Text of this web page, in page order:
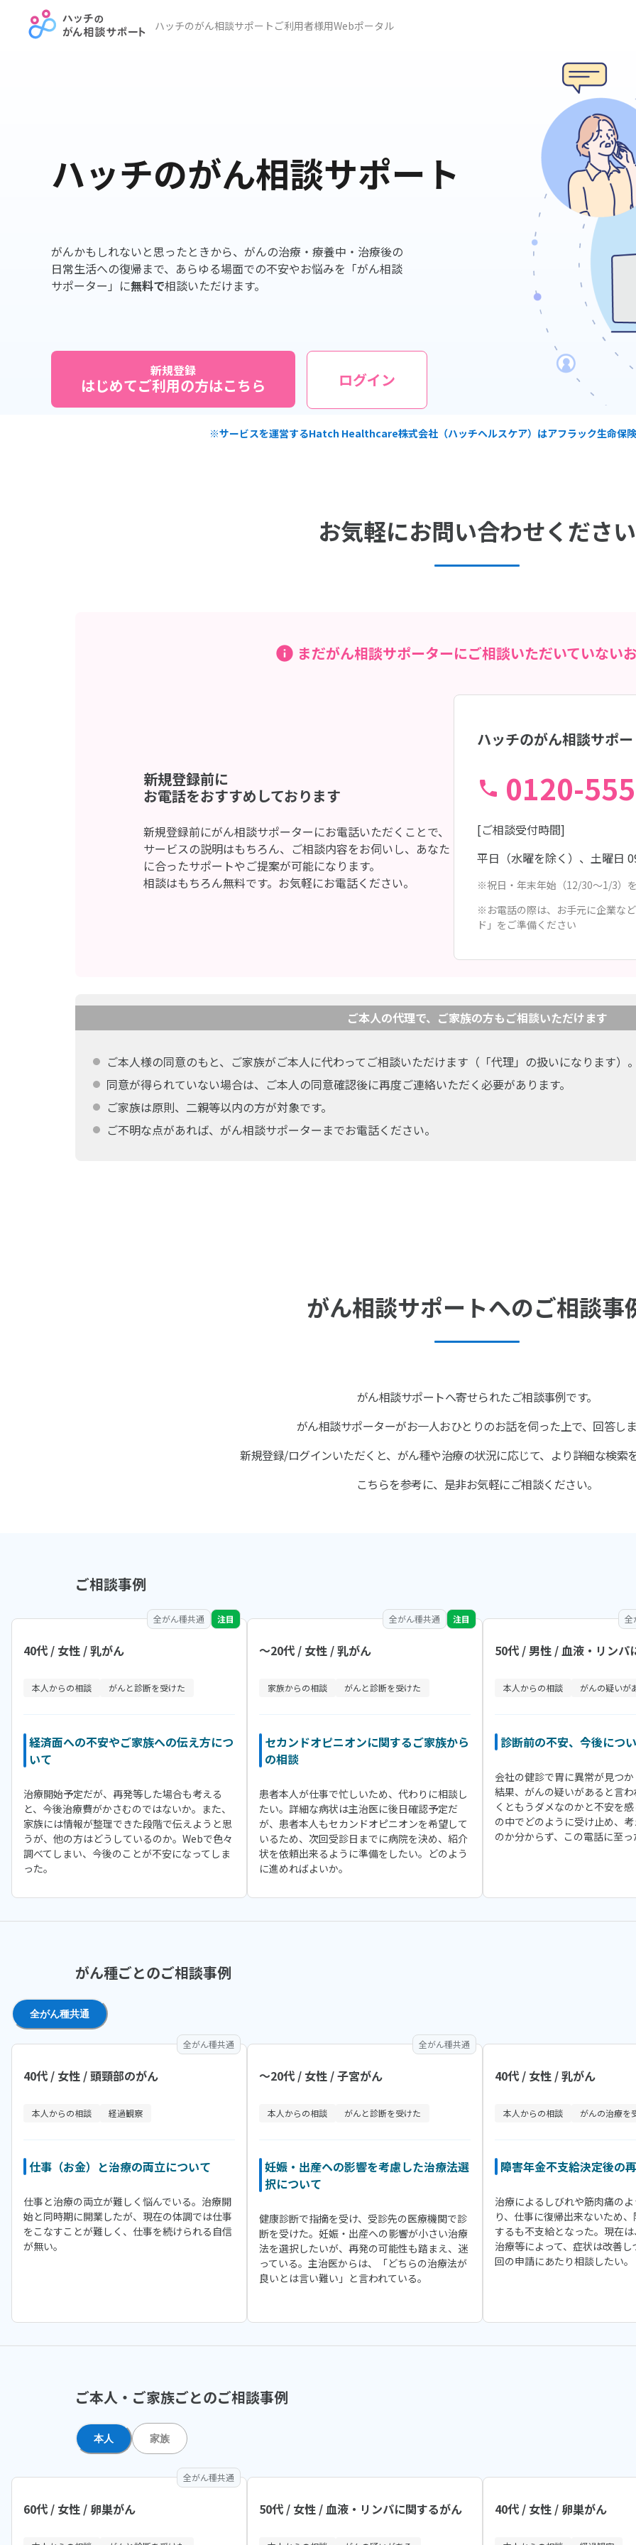
ハッチのがん相談サポート ご利用者様用Webポータル
ハッチのがん相談サポート
がんかもしれないと思ったときから、がんの治療・療養中・治療後の
日常生活への復帰まで、あらゆる場面での不安やお悩みを「がん相談
サポーター」に無料で相談いただけます。
新規登録
はじめてご利用の方はこちら ログイン
※サービスを運営するHatch Healthcare株式会社（ハッチヘルスケア）はアフラック生命保
お気軽にお問い合わせください
まだがん相談サポーターにご相談いただいていない
新規登録前に
お電話をおすすめしております
新規登録前にがん相談サポーターにお電話いただくことで、
サービスの説明はもちろん、ご相談内容をお伺いし、あなた
に合ったサポートやご提案が可能になります。
相談はもちろん無料です。お気軽にお電話ください。
ハッチのがん相談サポ
0120-
[ご相談受付時間]
平日（水曜を除く）、土曜日
※祝日・年末年始（12/30〜1/3）
※お電話の際は、お手元に企業な
ド」をご準備ください
ご本人の代理で、 ご家族の方もご相談いただけます
ご本人様の同意のもと、ご家族がご本人に代わってご相談いただけます（「代理」の扱いになります）
同意が得られていない場合は、ご本人の同意確認後に再度ご連絡いただく必要があります。
ご家族は原則、二親等以内の方が対象です。
ご不明な点があれば、がん相談サポーターまでお電話ください。
がん相談サポートへのご相談事
がん相談サポートへ寄せられたご相談事例です。
がん相談サポーターがお一人おひとりのお話を伺った上で、回答し
新規登録/ログインいただくと、がん種や治療の状況に応じて、より詳細な検索
こちらを参考に、是非お気軽にご相談ください。
ご相談事例
全がん種共通 注目
40代 / 女性 / 乳がん
本人からの相談 がんと診断を受けた
経済面への不安やご家族への伝え方につ
いて
治療開始予定だが、再発等した場合も考える
と、今後治療費がかさむのではないか。また、
家族には情報が整理できた段階で伝えようと思
うが、他の方はどうしているのか。Webで色々
調べてしまい、今後のことが不安になってしま
った。
全がん種共通 注目
〜20代 / 女性 / 乳がん
家族からの相談 がんと診断を受けた
セカンドオピニオンに関するご家族から
の相談
患者本人が仕事で忙しいため、代わりに相談し
たい。詳細な病状は主治医に後日確認予定だ
が、患者本人もセカンドオピニオンを希望して
いるため、次回受診日までに病院を決め、紹介
状を依頼出来るように準備をしたい。どのよう
に進めればよいか。
全
50代 / 男性 / 血液・リンパ
本人からの相談 がんの疑いが
診断前の不安、今後につ
会社の健診で胃に異常が見つ
結果、がんの疑いがあると言
くともうダメなのかと不安を
の中でどのように受け止め、
のか分からず、この電話に至っ
がん種ごとのご相談事例
全がん種共通
全がん種共通
40代 / 女性 / 頭頸部のがん
本人からの相談 経過観察
仕事（お金）と治療の両立について
仕事と治療の両立が難しく悩んでいる。治療開
始と同時期に開業したが、現在の体調では仕事
をこなすことが難しく、仕事を続けられる自信
が無い。
全がん種共通
〜20代 / 女性 / 子宮がん
本人からの相談 がんと診断を受けた
妊娠・出産ヘの影響を考慮した治療法選
択について
健康診断で指摘を受け、受診先の医療機関で診
断を受けた。妊娠・出産への影響が小さい治療
法を選択したいが、再発の可能性も踏まえ、迷
っている。主治医からは、「どちらの治療法が
良いとは言い難い」と言われている。
40代 / 女性 / 乳がん
本人からの相談 がんの治療を
障害年金不支給決定後の
治療によるしびれや筋肉痛の
り、仕事に復帰出来ないため
するも不支給となった。現在
治療等によって、症状は改善
回の申請にあたり相談したい。
ご本人・ご家族ごとのご相談事例
本人 家族
全がん種共通
60代 / 女性 / 卵巣がん 50代 / 女性 / 血液・リンパに関するがん 40代 / 女性 / 卵巣がん